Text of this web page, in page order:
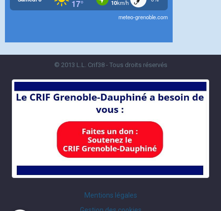
© 2013 L.L. Crif38 - Tous droits réservés
Mentions légales